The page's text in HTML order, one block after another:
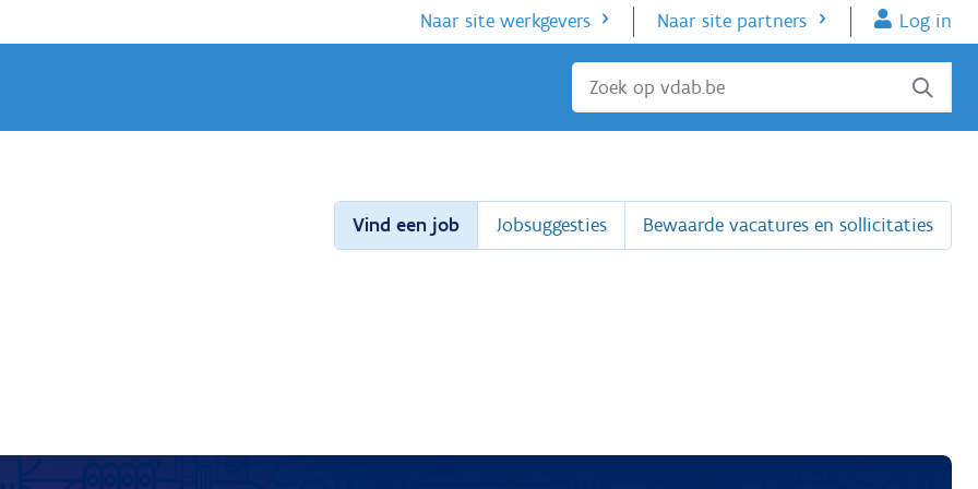
Naar site werkgevers Naar site partners Log in
Sluiten
Vind een job Jobsuggesties Bewaarde vacatures en sollicitaties